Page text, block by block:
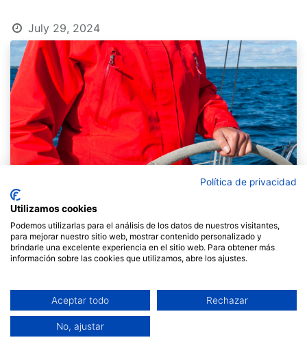
July 29, 2024
|Per Anna Espadalé.
El lideratge es pot definir com una actitud basada en la
Política de privacidad
Utilizamos cookies
Podemos utilizarlas para el análisis de los datos de nuestros visitantes,
para mejorar nuestro sitio web, mostrar contenido personalizado y
brindarle una excelente experiencia en el sitio web. Para obtener más
información sobre las cookies que utilizamos, abre los ajustes.
Aceptar todo Rechazar
No, ajustar